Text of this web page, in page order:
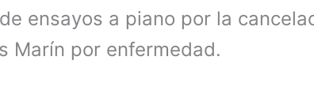
ensayos a piano por la
Marín por enfermedad.